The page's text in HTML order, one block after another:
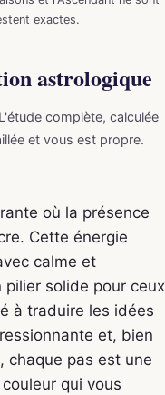
exactes.
astrologique
complète, calculée
et vous est propre.
où la présence
Cette énergie
calme et
solide pour ceux
à traduire les idées
et, bien
chaque pas est une
qui vous